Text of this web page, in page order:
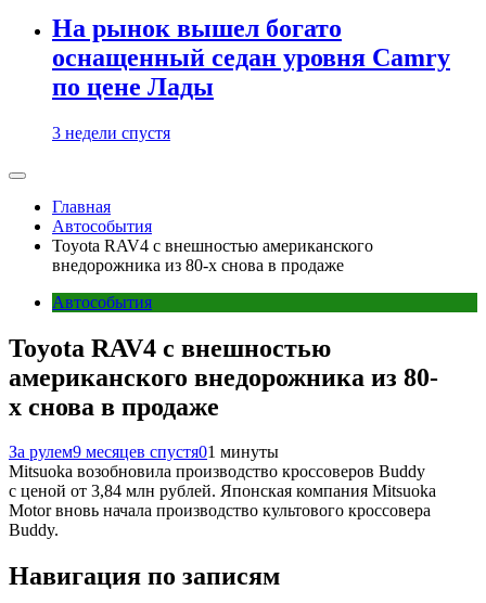
На рынок вышел богато
оснащенный седан уровня Camry
по цене Лады
3 недели спустя
Главная
Автособытия
Toyota RAV4 с внешностью американского
внедорожника из 80-х снова в продаже
Автособытия
Toyota RAV4 с внешностью
американского внедорожника из 80-
х снова в продаже
За рулем9 месяцев спустя01 минуты
Mitsuoka возобновила производство кроссоверов Buddy
с ценой от 3,84 млн рублей. Японская компания Mitsuoka
Motor вновь начала производство культового кроссовера
Buddy.
Навигация по записям